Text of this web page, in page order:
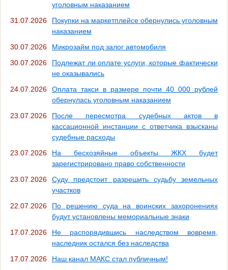
уголовным наказанием
31.07.2026
Покупки на маркетплейсе обернулись уголовным
наказанием
30.07.2026
Микрозайм под залог автомобиля
30.07.2026
Подлежат ли оплате услуги, которые фактически
не оказывались
24.07.2026
Оплата такси в размере почти 40 000 рублей
обернулась уголовным наказанием
23.07.2026
После пересмотра судебных актов в
кассационной инстанции с ответчика взысканы
судебные расходы
23.07.2026
На бесхозяйные объекты ЖКХ будет
зарегистрировано право собственности
23.07.2026
Суду предстоит разрешить судьбу земельных
участков
22.07.2026
По решению суда на воинских захоронениях
будут установлены мемориальные знаки
17.07.2026
Не распорядившись наследством вовремя,
наследник остался без наследства
17.07.2026
Наш канал МАКС стал публичным!